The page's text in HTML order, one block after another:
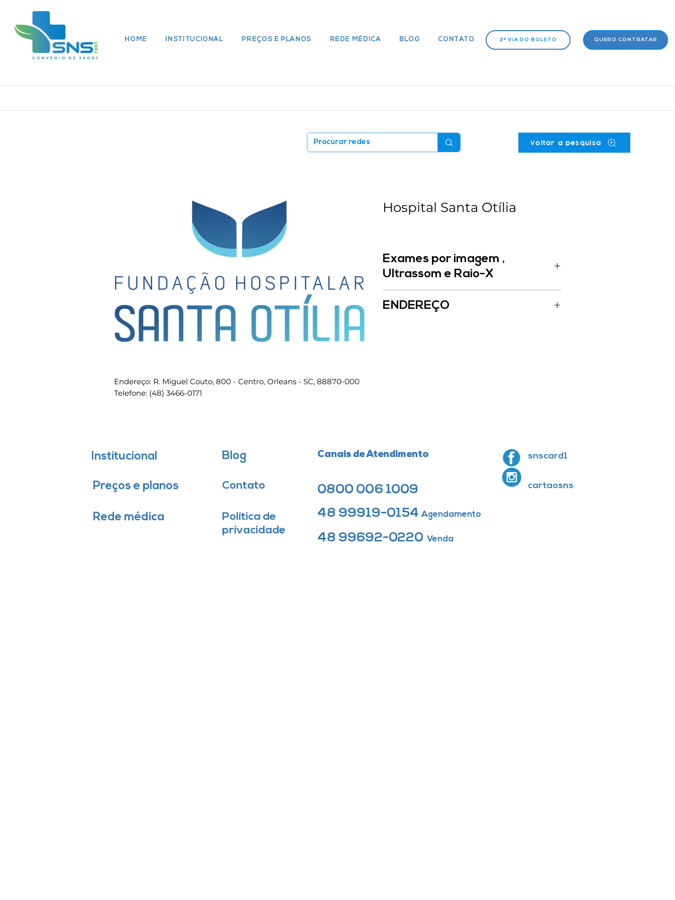
HOME INSTITUCIONAL PREÇOS E PLANOS REDE MÉDICA BLOG CONTATO 2ª VIA DO BOLETO QUERO CONTRATAR
Voltar a pesquisa
Endereço: R. Miguel Couto, 800 - Centro, Orleans - SC, 88870-000
Telefone: (48) 3466-0171
Hospital Santa Otília
Exames por imagem ,
Ultrassom e Raio-X
ENDEREÇO
Institucional
Preços e planos
Rede médica
Blog Canais de Atendimento
0800 006 1009
48 99919-0154Agendamento
48 99692-0220 Venda
Política de
privacidade
Contato
snscard1
cartaosns